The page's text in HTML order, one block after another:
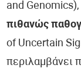
and
πιθανώς
of Uncertain
περιλαμβάνει